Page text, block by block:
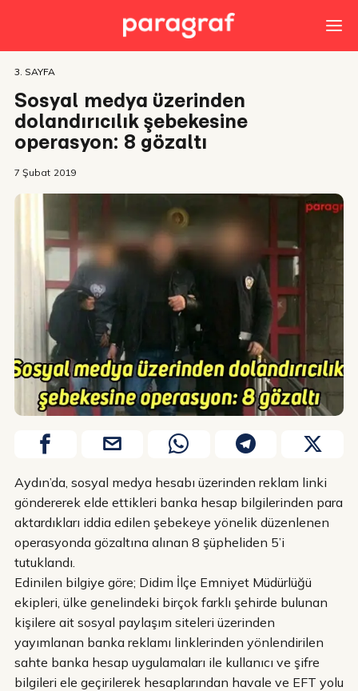
3. SAYFA
Sosyal medya üzerinden
dolandırıcılık şebekesine
operasyon: 8 gözaltı
7 Şubat 2019
Aydın’da, sosyal medya hesabı üzerinden reklam linki
göndererek elde ettikleri banka hesap bilgilerinden para
aktardıkları iddia edilen şebekeye yönelik düzenlenen
operasyonda gözaltına alınan 8 şüpheliden 5’i
tutuklandı.
Edinilen bilgiye göre; Didim İlçe Emniyet Müdürlüğü
ekipleri, ülke genelindeki birçok farklı şehirde bulunan
kişilere ait sosyal paylaşım siteleri üzerinden
yayımlanan banka reklamı linklerinden yönlendirilen
sahte banka hesap uygulamaları ile kullanıcı ve şifre
bilgileri ele geçirilerek hesaplarından havale ve EFT yolu